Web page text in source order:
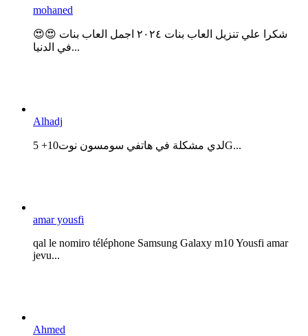
mohaned
😍😍 شكرا علي تنزيل العاب بنات ٢٠٢٤ اجمل العاب بنات
في الدنيا...
Alhadj
لدي مشكلة في هاتفي سومسون نوت10+ 5G...
amar yousfi
qal le nomiro téléphone Samsung Galaxy m10 Yousfi amar
jevu...
Ahmed